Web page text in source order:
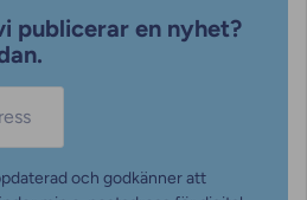
publicerar en nyhet?
och godkänner att